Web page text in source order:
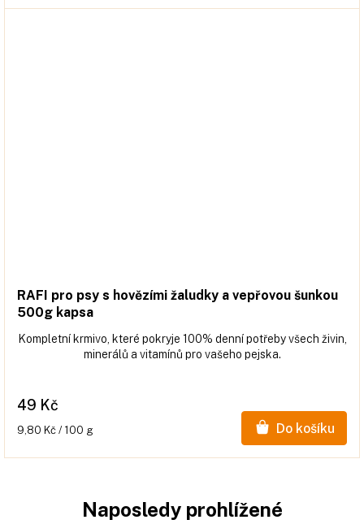
RAFI pro psy s hovězími žaludky a vepřovou šunkou
500g kapsa
49 Kč
Měrná
9,80 Kč / 100 g Do košíku
Kompletní krmivo, které pokryje 100% denní potřeby všech živin,
minerálů a vitamínů pro vašeho pejska.
Naposledy prohlížené